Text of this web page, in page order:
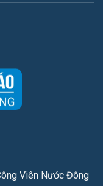
Viên Nước Đông